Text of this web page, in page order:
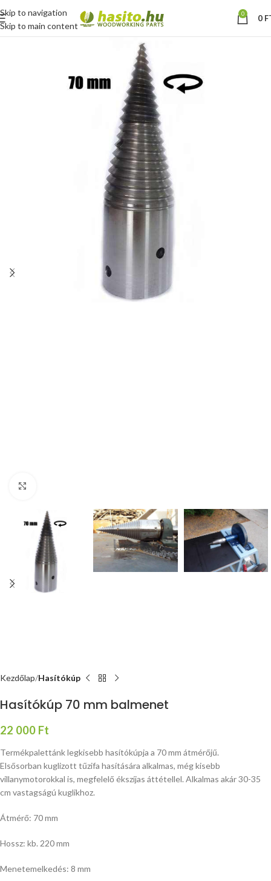
Skip to navigation
Skip to main content
0 0
Kezdőlap Hasítókúp
Hasítókúp 70 mm balmenet
22 000 Ft
Termékpalettánk legkisebb hasítókúpja a 70 mm átmérőjű.
Elsősorban kuglizott tűzifa hasítására alkalmas, még kisebb
villanymotorokkal is, megfelelő ékszíjas áttétellel. Alkalmas akár 30-35
cm vastagságú kuglikhoz.
Átmérő: 70 mm
Hossz: kb. 220 mm
Menetemelkedés: 8 mm